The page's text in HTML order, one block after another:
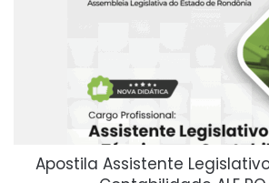
Apostila Assistente